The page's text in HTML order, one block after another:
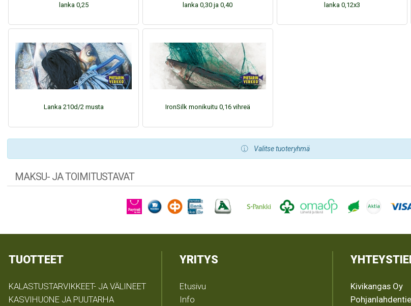
lanka 0,25 lanka 0,30 ja 0,40 lanka 0,12x3
Lanka 210d/2 musta IronSilk monikuitu 0,16 vihreä
Valitse tuoteryhmä
MAKSU- JA TOIMITUSTAVAT
TUOTTEET
KALASTUSTARVIKKEET- JA VÄLINEET
KASVIHUONE JA PUUTARHA
YRITYS
Etusivu
Info
Kivikangas Oy